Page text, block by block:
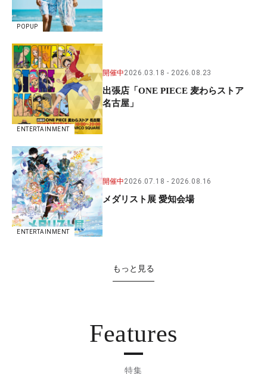
POPUP
ENTERTAINMENT
開催中2026.03.18 2026.08.23
出張店「ONE PIECE 麦わらストア
名古屋」
ENTERTAINMENT
開催中2026.07.18 2026.08.16
メダリスト展 愛知会場
もっと見る
Features
特集